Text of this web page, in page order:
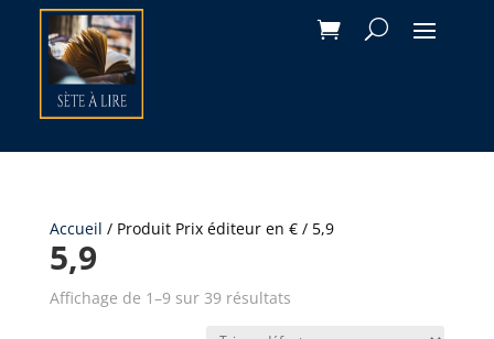
Accueil / Produit Prix éditeur en € / 5,9
5,9
Affichage de 1–9 sur 39 résultats